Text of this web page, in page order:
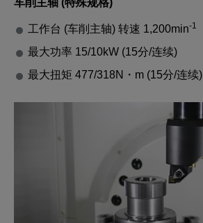
车削主轴 (特殊规格)
工作台 (车削主轴) 转速 1,200min-1
最大功率 15/10kW (15分/连续)
最大扭矩 477/318N・m (15分/连续)